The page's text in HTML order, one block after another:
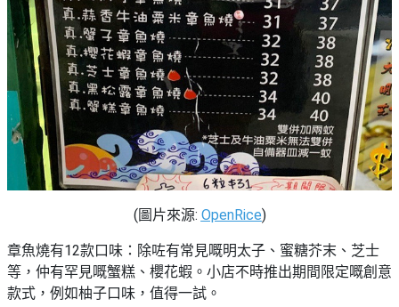
系
列
聚
會
及
拖
餐
場
地
#
到
會
蛋
糕
#
行
#
郊
(圖片來源: OpenRice)
章魚燒有12款口味：除咗有常見嘅明太子、蜜糖芥末、芝士
等，仲有罕見嘅蟹糕、櫻花蝦。小店不時推出期間限定嘅創意
款式，例如柚子口味，值得一試。